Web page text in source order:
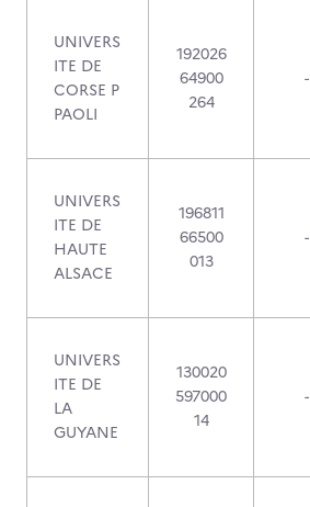
UNIVERS
ITE DE
CORSE P
PAOLI
192026
64900
264
-
UNIVERS
ITE DE
HAUTE
ALSACE
196811
66500
013
-
UNIVERS
ITE DE
LA
GUYANE
130020
597000
14
-